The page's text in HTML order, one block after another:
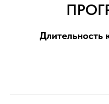
Длительность